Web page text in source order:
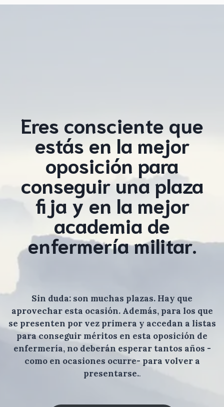
Eres consciente que
estás en la mejor
oposición para
conseguir una plaza
fija y en la mejor
academia de
enfermería militar.
Sin duda: son muchas plazas. Hay que
aprovechar esta ocasión. Además, para los que
se presenten por vez primera y accedan a listas
para conseguir méritos en esta oposición de
enfermería, no deberán esperar tantos años -
como en ocasiones ocurre- para volver a
presentarse..